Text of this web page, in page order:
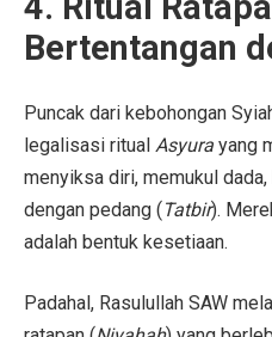
Bertentangan
Puncak dari kebohongan
legalisasi ritual Asyura yang
menyiksa diri, memukul
dengan pedang ( Tatbir).
adalah bentuk kesetiaan.
Padahal, Rasulullah SAW